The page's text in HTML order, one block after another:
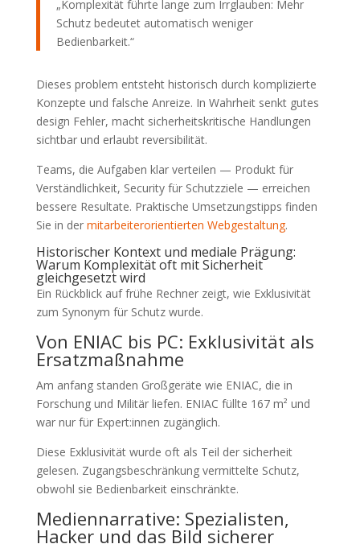
„Komplexität führte lange zum Irrglauben: Mehr
Schutz bedeutet automatisch weniger
Bedienbarkeit.“
Dieses problem entsteht historisch durch komplizierte
Konzepte und falsche Anreize. In Wahrheit senkt gutes
design Fehler, macht sicherheitskritische Handlungen
sichtbar und erlaubt reversibilität.
Teams, die Aufgaben klar verteilen — Produkt für
Verständlichkeit, Security für Schutzziele — erreichen
bessere Resultate. Praktische Umsetzungstipps finden
Sie in der mitarbeiterorientierten Webgestaltung.
Historischer Kontext und mediale Prägung:
Warum Komplexität oft mit Sicherheit
gleichgesetzt wird
Ein Rückblick auf frühe Rechner zeigt, wie Exklusivität
zum Synonym für Schutz wurde.
Von ENIAC bis PC: Exklusivität als
Ersatzmaßnahme
Am anfang standen Großgeräte wie ENIAC, die in
Forschung und Militär liefen. ENIAC füllte 167 m² und
war nur für Expert:innen zugänglich.
Diese Exklusivität wurde oft als Teil der sicherheit
gelesen. Zugangsbeschränkung vermittelte Schutz,
obwohl sie Bedienbarkeit einschränkte.
Mediennarrative: Spezialisten,
Hacker und das Bild sicherer